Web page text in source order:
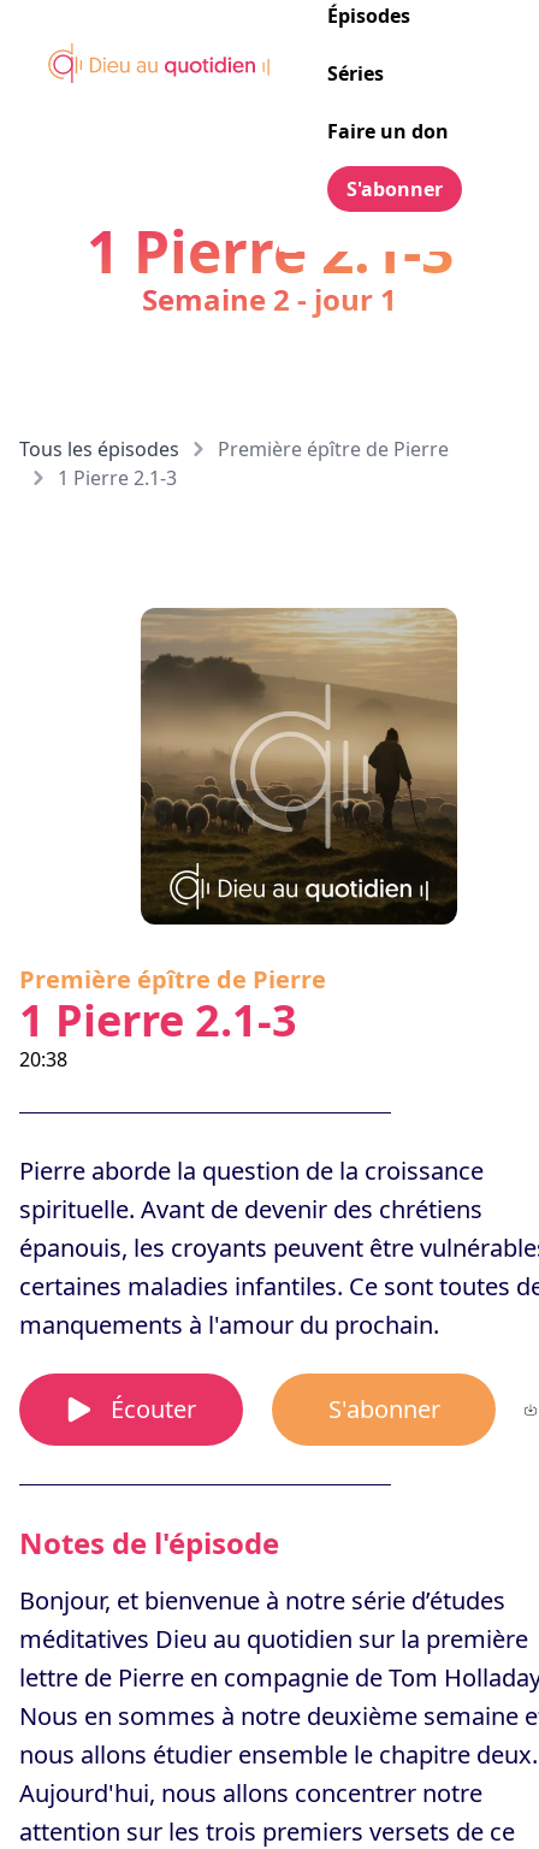
Épisodes
Séries
Faire un don
S'abonner
1 Pierre 2.1-3
Semaine 2 - jour 1
Tous les épisodes
Première épître de Pierre
1 Pierre 2.1-3
Première épître de Pierre
1 Pierre 2.1-3
20:38
Pierre aborde la question de la croissance
spirituelle. Avant de devenir des chrétiens
épanouis, les croyants peuvent être
certaines maladies infantiles. Ce sont toutes
manquements à l'amour du prochain.
Écouter S'abonner
Notes de l'épisode
Bonjour, et bienvenue à notre série d’études
méditatives Dieu au quotidien sur la première
lettre de Pierre en compagnie de Tom
Nous en sommes à notre deuxième semaine
nous allons étudier ensemble le chapitre deux.
Aujourd'hui, nous allons concentrer notre
attention sur les trois premiers versets de ce